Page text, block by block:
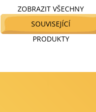
ZOBRAZIT VŠECHNY
SOUVISEJÍCÍ
PRODUKTY